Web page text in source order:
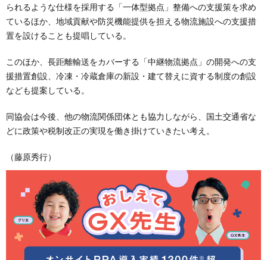
られるような仕様を採用する「一体型拠点」整備への支援策を求め
ているほか、地域貢献や防災機能提供を担える物流施設への支援措
置を設けることも提唱している。
このほか、長距離輸送をカバーする「中継物流拠点」の開発への支
援措置創設、冷凍・冷蔵倉庫の新設・建て替えに資する制度の創設
なども提案している。
同協会は今後、他の物流関係団体とも協力しながら、国土交通省な
どに政策や税制改正の実現を働き掛けていきたい考え。
（藤原秀行）